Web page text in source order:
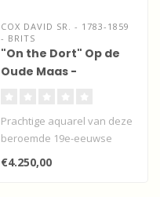
COX DAVID SR. - 1783-1859
- BRITS
"On the Dort" Op de
Oude Maas -
Prachtige aquarel van deze
beroemde 19e-eeuwse
kunstenaar uit Engeland.
Zeer bij..
€4.250,00